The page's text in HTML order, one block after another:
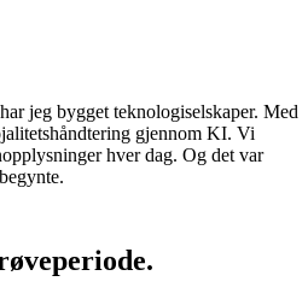
jeg bygget teknologiselskaper. Med
gjennom KI. Vi
hver dag. Og det var